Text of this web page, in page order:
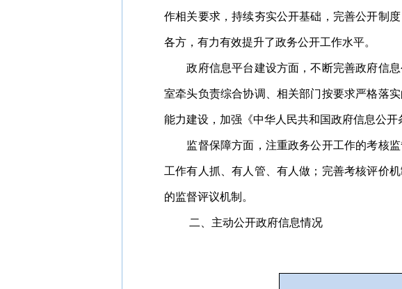
作相关要求，持续夯实公开基础，完善公开制
各方，有力有效提升了政务公开工作水平。
政府信息平台建设方面，不断完善政府信
室牵头负责综合协调、相关部门按要求严格落
能力建设，加强《中华人民共和国政府信息公
监督保障方面，注重政务公开工作的考核
工作有人抓、有人管、有人做；完善考核评价
的监督评议机制。
二、主动公开政府信息情况